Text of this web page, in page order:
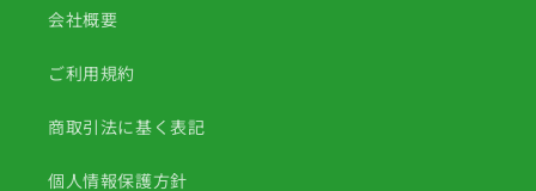
会社概要
ご利用規約
商取引法に基く表記
個人情報保護方針